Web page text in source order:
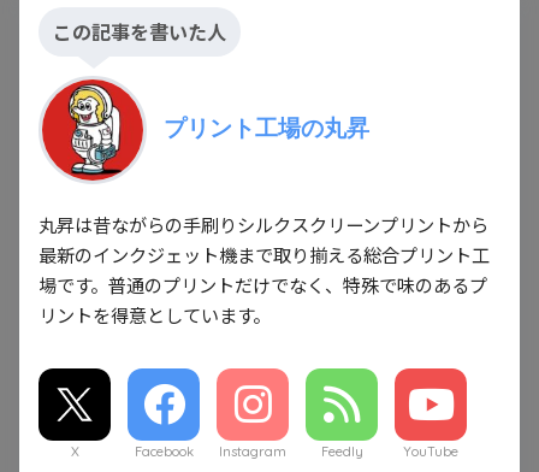
この記事を書いた人
プリント工場の丸昇
丸昇は昔ながらの手刷りシルクスクリーンプリントから
最新のインクジェット機まで取り揃える総合プリント工
場です。普通のプリントだけでなく、特殊で味のあるプ
リントを得意としています。
X Facebook Instagram Feedly YouTube